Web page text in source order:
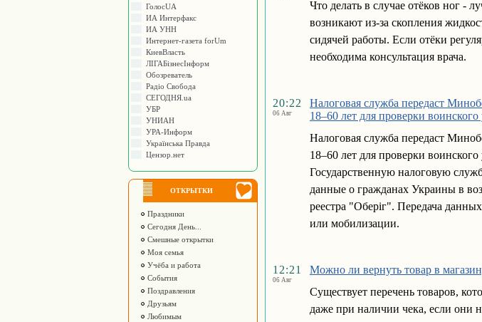
ГолосUA
ИА Интерфакс
ИА УНН
Интернет-газета forUm
КиевВласть
ЛIГАБiзнесIнформ
Обозреватель
Радіо Свобода
СЕГОДНЯ.ua
УБР
УНИАН
УРА-Информ
Українська Правда
Цензор.нет
ОТКРЫТКИ
Праздники
Сегодня День...
Смешные открытки
Моя семья
Учёба и работа
События
Поздравления
Друзьям
Любимым
Что делать в случае отёков ног -
возникают из-за скопления
сидячей работы. Если отёки
необходима консультация врача.
20:22
06 Авг
Налоговая служба передаст
18–60 лет для проверки воинского
Налоговая служба передаст
18–60 лет для проверки
Государственную налоговую
данные о гражданах Украины в
реестра "Оберіг". Передача
или мобилизации.
12:21
06 Авг
Можно ли вернуть товар в
Существует перечень товаров,
даже при наличии чека, если они